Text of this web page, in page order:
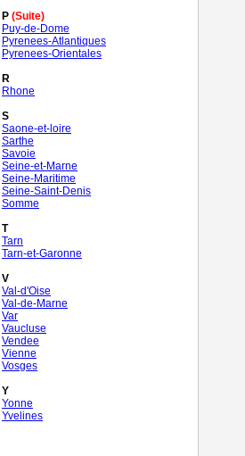
P (Suite)
Puy-de-Dome
Pyrenees-Atlantiques
Pyrenees-Orientales
R
Rhone
S
Saone-et-loire
Sarthe
Savoie
Seine-et-Marne
Seine-Maritime
Seine-Saint-Denis
Somme
T
Tarn
Tarn-et-Garonne
V
Val-d'Oise
Val-de-Marne
Var
Vaucluse
Vendee
Vienne
Vosges
Y
Yonne
Yvelines